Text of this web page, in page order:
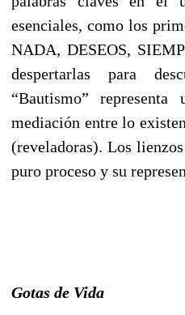
esenciales, como los
NADA, DESEOS,
despertarlas para
“Bautismo” representa
mediación entre lo
(reveladoras). Los
puro proceso y su
Gotas de Vida